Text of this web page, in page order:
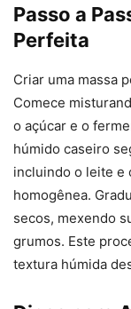
Passo a
Perfeita
Criar uma massa
Comece
o açúcar e o
húmido caseiro
incluindo o leite e
homogênea.
secos, mexendo
grumos. Este
textura húmida